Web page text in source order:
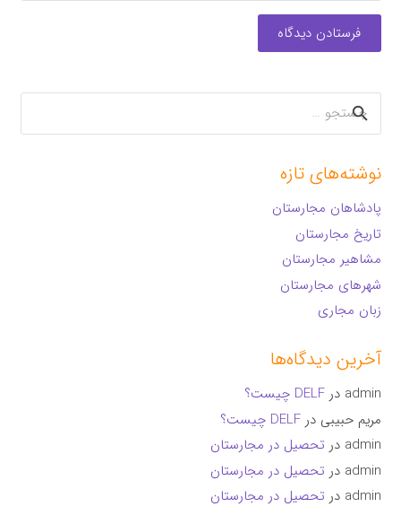
فرستادن دیدگاه
جستجو
برای:
نوشته‌های تازه
پادشاهان مجارستان
تاریخ مجارستان
مشاهیر مجارستان
شهرهای مجارستان
زبان مجاری
آخرین دیدگاه‌ها
admin درDELF چیست؟
مریم حبیبی درDELF چیست؟
admin در تحصیل در مجارستان
admin در تحصیل در مجارستان
admin در تحصیل در مجارستان